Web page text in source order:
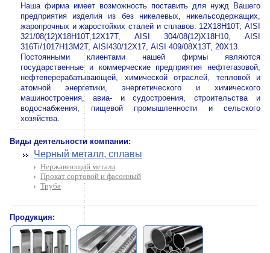
Наша фирма имеет возможность поставить для нужд Вашего
предприятия изделия из без никелевых, никельсодержащих,
жаропрочных и жаростойких сталей и сплавов: 12Х18Н10Т, AISI
321/08(12)Х18Н10Т,12Х17Т, AISI 304/08(12)Х18Н10, AISI
316Ti/1017Н13М2Т, AISI430/12Х17, AISI 409/08Х13Т, 20Х13.
Постоянными клиентами нашей фирмы являются
государственные и коммерческие предприятия нефтегазовой,
нефтеперерабатывающей, химической отраслей, тепловой и
атомной энергетики, энергетического и химического
машиностроения, авиа- и судостроения, строительства и
водоснабжения, пищевой промышленности и сельского
хозяйства.
Виды деятельности компании:
Черный металл, сплавы
Нержавеющий металл
Прокат сортовой и фасонный
Труба
Продукция: